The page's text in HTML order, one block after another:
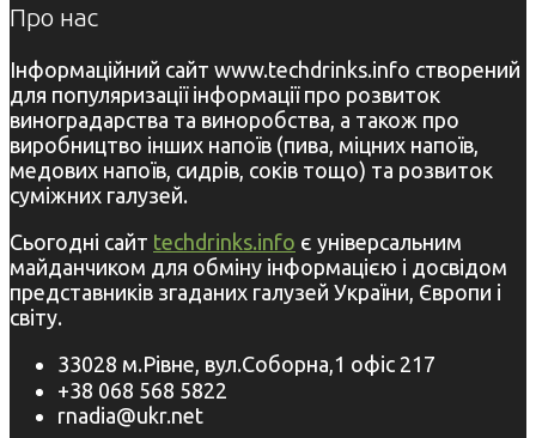
Про нас
Інформаційний сайт www.techdrinks.info створений
для популяризації інформації про розвиток
виноградарства та виноробства, а також про
виробництво інших напоїв (пива, міцних напоїв,
медових напоїв, сидрів, соків тощо) та розвиток
суміжних галузей.
Сьогодні сайт techdrinks.info є універсальним
майданчиком для обміну інформацією і досвідом
представників згаданих галузей України, Європи і
світу.
33028 м.Рівне, вул.Соборна,1 офіс 217
+38 068 568 5822
rnadia@ukr.net